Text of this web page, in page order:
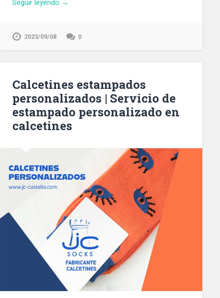
Seguir leyendo →
2023/09/08 0
Calcetines estampados
personalizados | Servicio de
estampado personalizado en
calcetines